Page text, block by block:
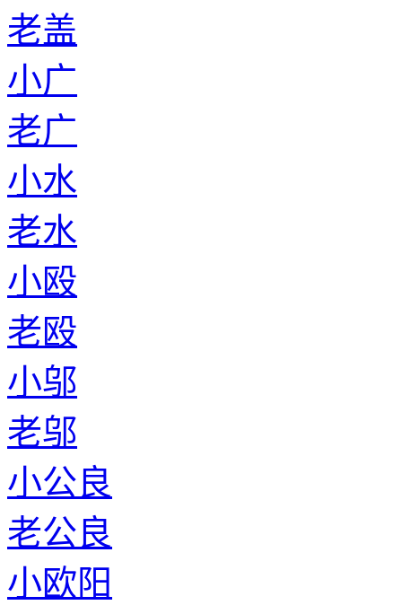
老盖
小广
老广
小水
老水
小殴
老殴
小邬
老邬
小公良
老公良
小欧阳